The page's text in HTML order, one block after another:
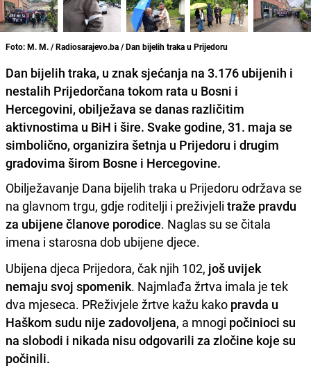
Foto: M. M. / Radiosarajevo.ba / Dan bijelih traka u Prijedoru
Dan bijelih traka, u znak sjećanja na 3.176 ubijenih i
nestalih Prijedorčana tokom rata u Bosni i
Hercegovini, obilježava se danas različitim
aktivnostima u BiH i šire. Svake godine, 31. maja se
simbolično, organizira šetnja u Prijedoru i drugim
gradovima širom Bosne i Hercegovine.
Obilježavanje Dana bijelih traka u Prijedoru održava se
na glavnom trgu, gdje roditelji i preživjeli traže pravdu
za ubijene članove porodice. Naglas su se čitala
imena i starosna dob ubijene djece.
Ubijena djeca Prijedora, čak njih 102, još uvijek
nemaju svoj spomenik. Najmlađa žrtva imala je tek
dva mjeseca. PReživjele žrtve kažu kako pravda u
Haškom sudu nije zadovoljena, a mnogi počinioci su
na slobodi i nikada nisu odgovarili za zločine koje su
počinili.